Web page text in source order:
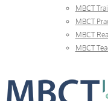
MBCT
MBCT
MBCT
MBCT